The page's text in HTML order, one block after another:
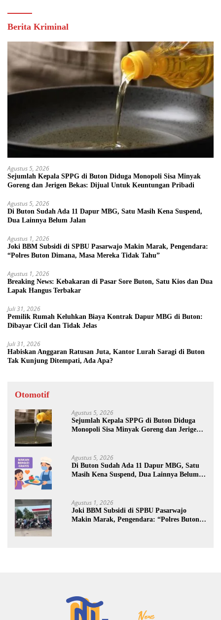
Berita Kriminal
Agustus 5, 2026
Sejumlah Kepala SPPG di Buton Diduga Monopoli Sisa Minyak
Goreng dan Jerigen Bekas: Dijual Untuk Keuntungan Pribadi
Agustus 5, 2026
Di Buton Sudah Ada 11 Dapur MBG, Satu Masih Kena Suspend,
Dua Lainnya Belum Jalan
Agustus 1, 2026
Joki BBM Subsidi di SPBU Pasarwajo Makin Marak, Pengendara:
“Polres Buton Dimana, Masa Mereka Tidak Tahu”
Agustus 1, 2026
Breaking News: Kebakaran di Pasar Sore Buton, Satu Kios dan Dua
Lapak Hangus Terbakar
Juli 31, 2026
Pemilik Rumah Keluhkan Biaya Kontrak Dapur MBG di Buton:
Dibayar Cicil dan Tidak Jelas
Juli 31, 2026
Habiskan Anggaran Ratusan Juta, Kantor Lurah Saragi di Buton
Tak Kunjung Ditempati, Ada Apa?
Otomotif
Agustus 5, 2026
Sejumlah Kepala SPPG di Buton Diduga
Monopoli Sisa Minyak Goreng dan Jerigen
Agustus 5, 2026
Di Buton Sudah Ada 11 Dapur MBG, Satu
Masih Kena Suspend, Dua Lainnya Belum
Agustus 1, 2026
Joki BBM Subsidi di SPBU Pasarwajo
Makin Marak, Pengendara: “Polres Buton